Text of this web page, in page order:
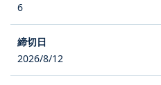
6
2026/8/12